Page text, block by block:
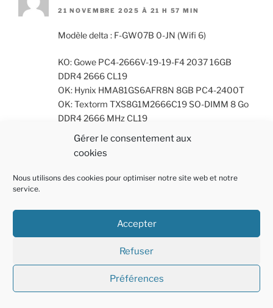
Gérer le consentement aux
cookies
Nous utilisons des cookies pour optimiser notre site web et notre
service.
Accepter
Refuser
Préférences
21 NOVEMBRE 2025 À 21 H 57 MIN
Modèle delta : F-GW07B 0-JN (Wifi 6)
KO: Gowe PC4-2666V-19-19-F4 2037 16GB
DDR4 2666 CL19
OK: Hynix HMA81GS6AFR8N 8GB PC4-2400T
OK: Textorm TXS8G1M2666C19 SO-DIMM 8 Go
DDR4 2666 MHz CL19
Répondre
Laisser un commentaire
Votre adresse e-mail ne sera pas publiée.
obligatoires sont indiqués avec